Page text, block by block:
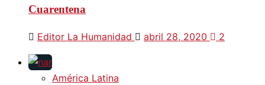
Cuarentena
Editor La Humanidad abril 28, 2020 2
América Latina